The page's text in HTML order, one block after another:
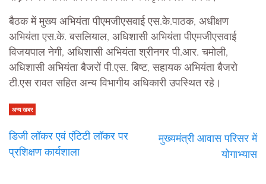
बैठक में मुख्य अभियंता पीएमजीएसवाई एस.के.पाठक, अधीक्षण
अभियंता एस.के. बसलियाल, अधिशासी अभियंता पीएमजीएसवाई
विजयपाल नेगी, अधिशासी अभियंता श्रीनगर पी.आर. चमोली,
अधिशासी अभियंता बैजरों पी.एस. बिष्ट, सहायक अभियंता बैजरो
टी.एस रावत सहित अन्य विभागीय अधिकारी उपस्थित रहे।
अन्य खबर
डिजी लॉकर एवं एंटिटी लॉकर पर
प्रशिक्षण कार्यशाला
मुख्यमंत्री आवास परिसर में
योगाभ्यास